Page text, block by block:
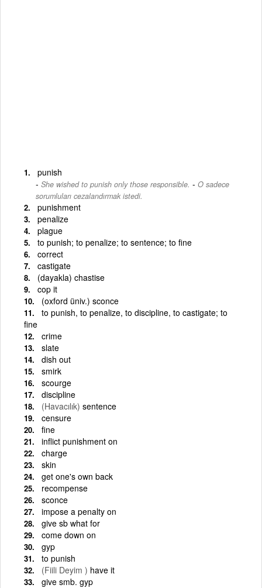
punish
She wished to punish only those responsible. - O sadece
sorumluları cezalandırmak istedi.
punishment
penalize
plague
to punish; to penalize; to sentence; to fine
correct
castigate
(dayakla) chastise
cop it
(oxford üniv.) sconce
to punish, to penalize, to discipline, to castigate; to
fine
crime
slate
dish out
smirk
scourge
discipline
(Havacılık) sentence
censure
fine
inflict punishment on
charge
skin
get one's own back
recompense
sconce
impose a penalty on
give sb what for
come down on
gyp
to punish
(Fiili Deyim ) have it
give smb. gyp